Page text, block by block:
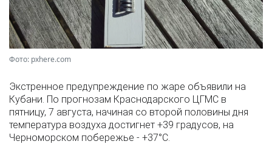
Фото: pxhere.com
Экстренное предупреждение по жаре объявили на
Кубани. По прогнозам Краснодарского ЦГМС в
пятницу, 7 августа, начиная со второй половины дня
температура воздуха достигнет +39 градусов, на
Черноморском побережье - +37°­С.